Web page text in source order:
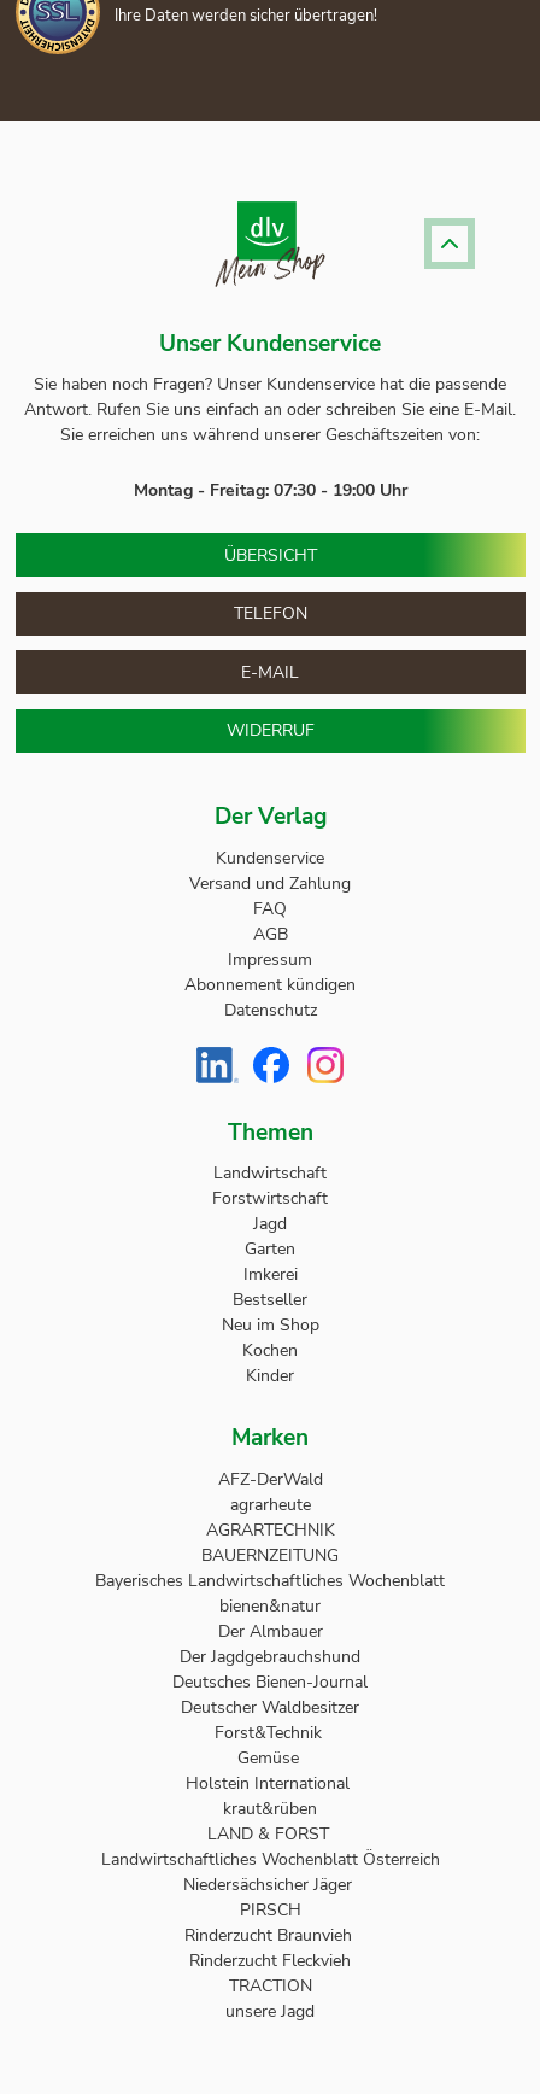
Ihre Daten werden sicher übertragen!
Der Verlag
Kundenservice
Versand und Zahlung
FAQ
AGB
Impressum
Abonnement kündigen
Datenschutz
Themen
Landwirtschaft
Forstwirtschaft
Jagd
Garten
Imkerei
Bestseller
Neu im Shop
Kochen
Kinder
Marken
AFZ-DerWald
agrarheute
AGRARTECHNIK
BAUERNZEITUNG
Bayerisches Landwirtschaftliches Wochenblatt
bienen&natur
Der Almbauer
Der Jagdgebrauchshund
Deutsches Bienen-Journal
Deutscher Waldbesitzer
Forst&Technik
Gemüse
Holstein International
kraut&rüben
LAND & FORST
Landwirtschaftliches Wochenblatt Österreich
Niedersächsicher Jäger
PIRSCH
Rinderzucht Braunvieh
Rinderzucht Fleckvieh
TRACTION
unsere Jagd
Unser Kundenservice
Sie haben noch Fragen? Unser Kundenservice hat die passende
Antwort. Rufen Sie uns einfach an oder schreiben Sie eine E-Mail.
Sie erreichen uns während unserer Geschäftszeiten von:
Montag - Freitag: 07:30 - 19:00 Uhr
ÜBERSICHT
TELEFON
E-MAIL
WIDERRUF